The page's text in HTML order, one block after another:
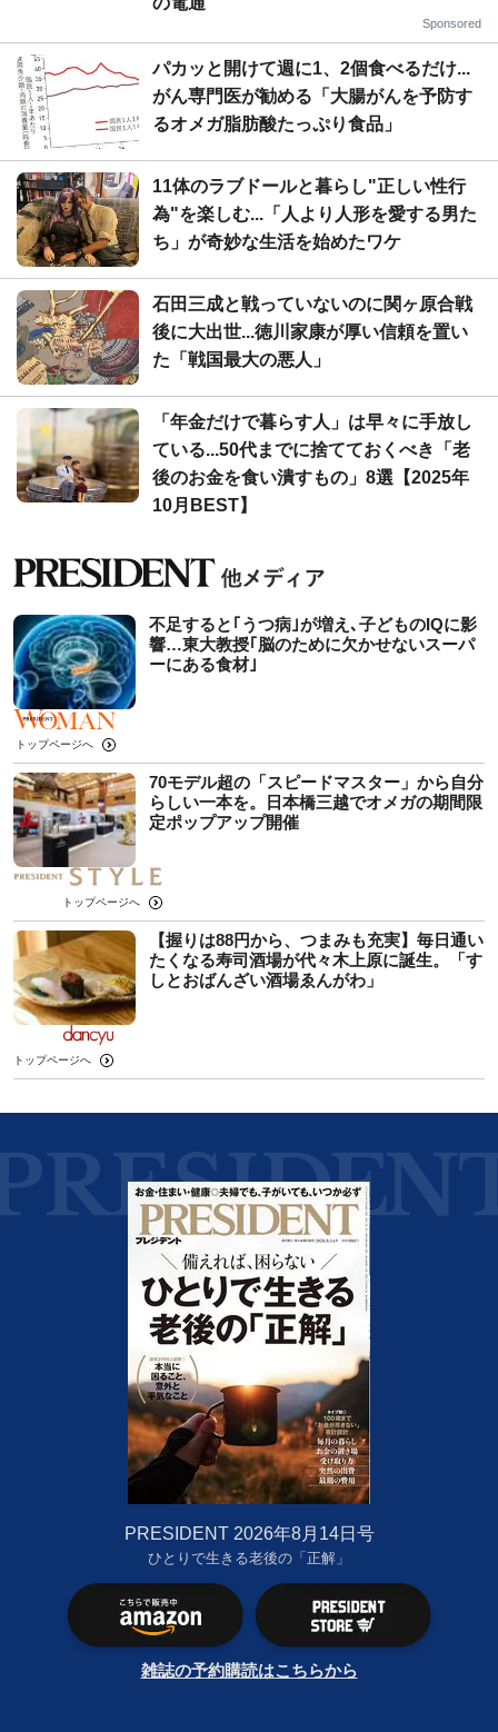
Sponsored
パカッと開けて週に1、2個食べるだけ...
がん専門医が勧める「大腸がんを予防す
るオメガ脂肪酸たっぷり食品」
11体のラブドールと暮らし"正しい性行
為"を楽しむ...「人より人形を愛する男た
ち」が奇妙な生活を始めたワケ
石田三成と戦っていないのに関ヶ原合戦
後に大出世...徳川家康が厚い信頼を置い
た「戦国最大の悪人」
「年金だけで暮らす人」は早々に手放し
ている...50代までに捨てておくべき「老
後のお金を食い潰すもの」8選【2025年
10月BEST】
不足すると｢うつ病｣が増え､子どものIQに影
響…東大教授｢脳のために欠かせないスーパ
ーにある食材｣
トップページへ
70モデル超の「スピードマスター」から自分
らしい一本を。日本橋三越でオメガの期間限
定ポップアップ開催
トップページへ
【握りは88円から、つまみも充実】毎日通い
たくなる寿司酒場が代々木上原に誕生。「す
しとおばんざい酒場ゑんがわ」
トップページへ
PRESIDENT 2026年8月14日号
ひとりで生きる老後の「正解」
雑誌の予約購読はこちらから